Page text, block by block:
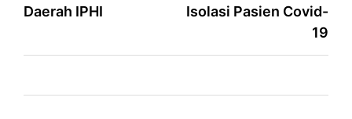
Daerah IPHI
Isolasi Pasien Covid-
19